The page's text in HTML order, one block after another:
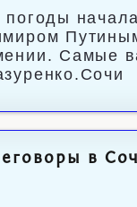
Самые
в